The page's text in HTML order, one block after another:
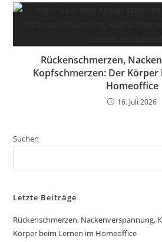
Rückenschmerzen,
Kopfschmerzen: Der
Homeoffice
16. Juli 2026
Suchen
Letzte Beiträge
Rückenschmerzen, Nackenverspannung,
Körper beim Lernen im Homeoffice